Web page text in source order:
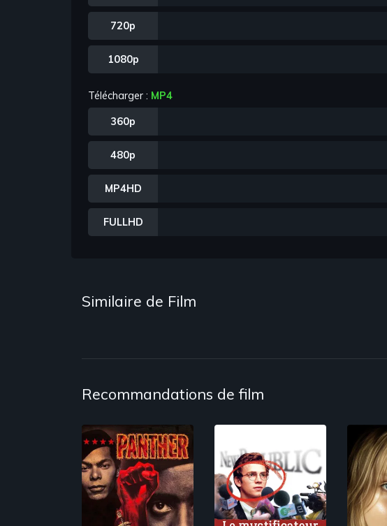
720p
1080p
Télécharger : MP4
360p
480p
MP4HD
FULLHD
Similaire de Film
Recommandations de film